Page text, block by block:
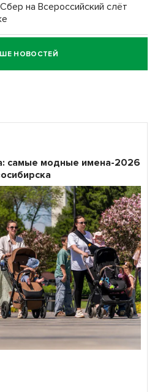
на Всероссийский слёт
обеспечит
ЕДГ в Новосибирской
НОВОСТЕЙ
самые модные имена-2026